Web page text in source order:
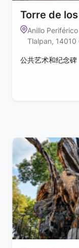
Torre de
Anillo
Tlalpan, 14010
公共艺术和纪念碑